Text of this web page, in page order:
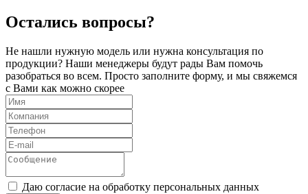
Остались вопросы?
Не нашли нужную модель или нужна консультация по
продукции? Наши менеджеры будут рады Вам помочь
разобраться во всем. Просто заполните форму, и мы свяжемся
с Вами как можно скорее
Даю согласие на обработку персональных данных